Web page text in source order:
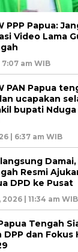
PPP Papua:
Video Lama
am WIB
PAN Papua
ucapakan
bupati
| 6:37 am WIB
Damai,
Resmi
DPD ke Pusat
| 11:34 am WIB
Tengah
dan Fokus